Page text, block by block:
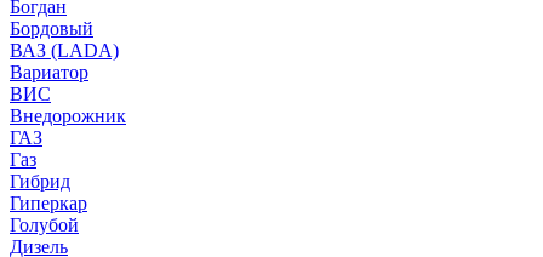
Богдан
Бордовый
ВАЗ (LADA)
Вариатор
ВИС
Внедорожник
ГАЗ
Газ
Гибрид
Гиперкар
Голубой
Дизель